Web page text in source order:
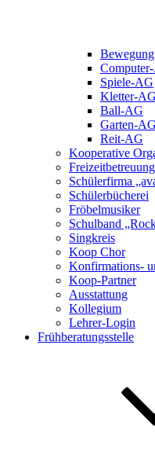
Spiele-AG
Kletter-AG
Ball-AG
Garten-AG
Reit-AG
Kooperative
Freizeitbetreuung
Schülerfirma
Schülerbücherei
Fröbelmusiker
Schulband
Singkreis
Koop Chor
Konfirmations-
Koop-Partner
Ausstattung
Kollegium
Lehrer-Login
Frühberatungsstelle